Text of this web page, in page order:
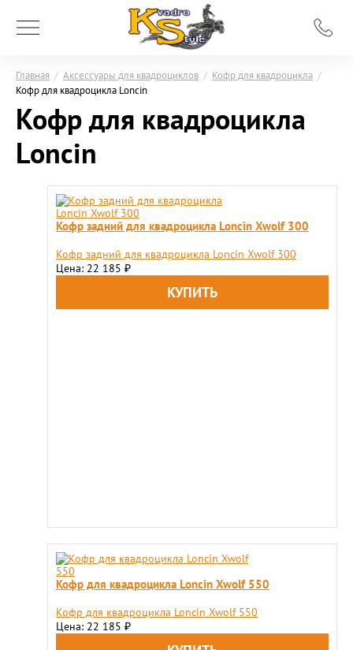
Главная / Аксессуары для квадроциклов / Кофр для квадроцикла /
Кофр для квадроцикла Loncin
Кофр для квадроцикла
Loncin
Кофр задний для квадроцикла Loncin Xwolf 300
Кофр задний для квадроцикла Loncin Xwolf 300
Цена: 22 185 ₽
Кофр для квадроцикла Loncin Xwolf 550
Кофр для квадроцикла Loncin Xwolf 550
Цена: 22 185 ₽